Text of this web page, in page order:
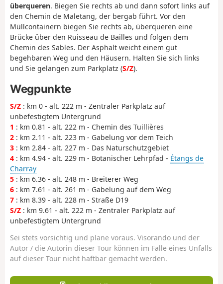
überqueren. Biegen Sie rechts ab und dann sofort links auf
den Chemin de Maletang, der bergab führt. Vor den
Müllcontainern biegen Sie rechts ab, überqueren eine
Brücke über den Ruisseau de Bailles und folgen dem
Chemin des Sables. Der Asphalt weicht einem gut
begehbaren Weg und den Häusern. Halten Sie sich links
und Sie gelangen zum Parkplatz (S/Z).
Wegpunkte
S/Z : km 0 - alt. 222 m - Zentraler Parkplatz auf
unbefestigtem Untergrund
1 : km 0.81 - alt. 222 m - Chemin des Tuillières
2 : km 2.11 - alt. 223 m - Gabelung vor dem Teich
3 : km 2.84 - alt. 227 m - Das Naturschutzgebiet
4 : km 4.94 - alt. 229 m - Botanischer Lehrpfad - Étangs de
Charray
5 : km 6.36 - alt. 248 m - Breiterer Weg
6 : km 7.61 - alt. 261 m - Gabelung auf dem Weg
7 : km 8.39 - alt. 228 m - Straße D19
S/Z : km 9.61 - alt. 222 m - Zentraler Parkplatz auf
unbefestigtem Untergrund
Sei stets vorsichtig und plane voraus. Visorando und der
Autor / die Autorin dieser Tour können im Falle eines Unfalls
auf dieser Tour nicht haftbar gemacht werden.